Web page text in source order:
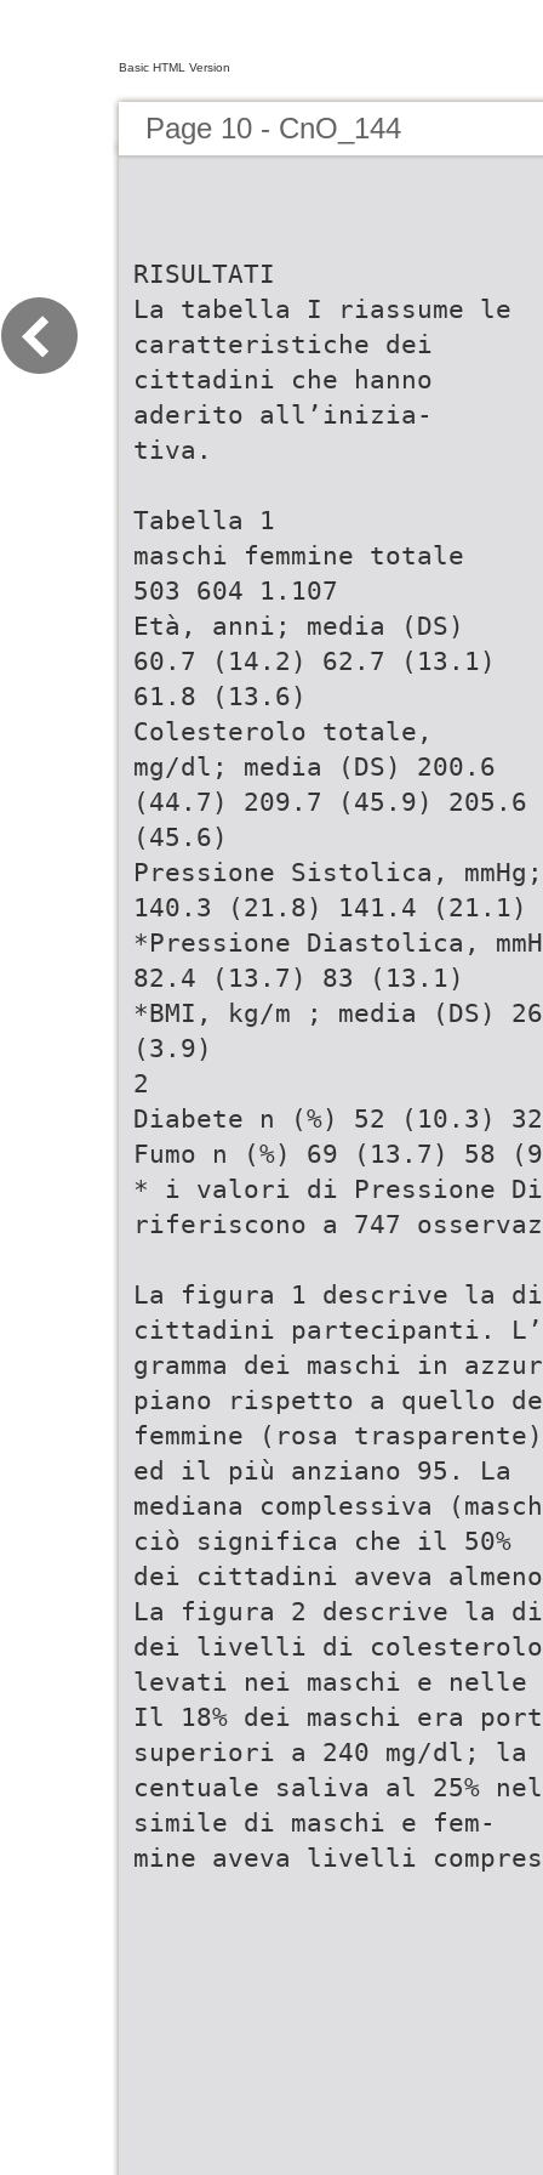
Basic HTML Version
Page 10 - CnO_144
RISULTATI
La tabella I riassume le
caratteristiche dei
cittadini che hanno
aderito all’inizia-
tiva.
Tabella 1
maschi femmine totale
503 604 1.107
Età, anni; media (DS)
60.7 (14.2) 62.7 (13.1)
61.8 (13.6)
Colesterolo totale,
mg/dl; media (DS) 200.6
(44.7) 209.7 (45.9) 205.6
(45.6)
Pressione Sistolica,
140.3 (21.8) 141.4 (21.1)
*Pressione Diastolica,
82.4 (13.7) 83 (13.1)
*BMI, kg/m ; media (DS)
(3.9)
2
Diabete n (%) 52 (10.3)
Fumo n (%) 69 (13.7) 58
* i valori di Pressione
riferiscono a 747
La figura 1 descrive la
cittadini partecipanti.
gramma dei maschi in
piano rispetto a quello
femmine (rosa
ed il più anziano 95. La
mediana complessiva
ciò significa che il 50%
dei cittadini aveva
La figura 2 descrive la
dei livelli di
levati nei maschi e nelle
Il 18% dei maschi era
superiori a 240 mg/dl; la
centuale saliva al 25%
simile di maschi e fem-
mine aveva livelli